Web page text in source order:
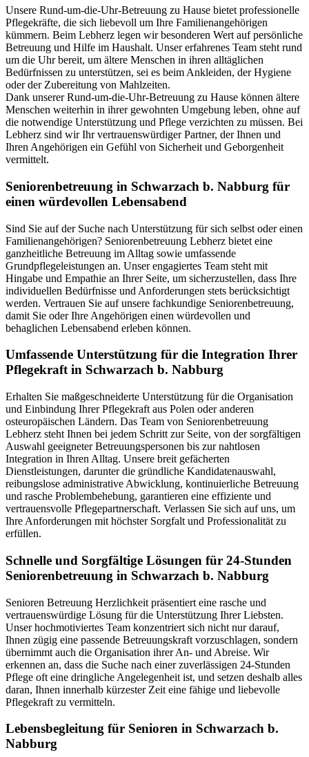
Unsere Rund-um-die-Uhr-Betreuung zu Hause bietet professionelle
Pflegekräfte, die sich liebevoll um Ihre Familienangehörigen
kümmern. Beim Lebherz legen wir besonderen Wert auf persönliche
Betreuung und Hilfe im Haushalt. Unser erfahrenes Team steht rund
um die Uhr bereit, um ältere Menschen in ihren alltäglichen
Bedürfnissen zu unterstützen, sei es beim Ankleiden, der Hygiene
oder der Zubereitung von Mahlzeiten.
Dank unserer Rund-um-die-Uhr-Betreuung zu Hause können ältere
Menschen weiterhin in ihrer gewohnten Umgebung leben, ohne auf
die notwendige Unterstützung und Pflege verzichten zu müssen. Bei
Lebherz sind wir Ihr vertrauenswürdiger Partner, der Ihnen und
Ihren Angehörigen ein Gefühl von Sicherheit und Geborgenheit
vermittelt.
Senioren­betreuung in Schwarzach b. Nabburg für
einen würdevollen Lebensabend
Sind Sie auf der Suche nach Unterstützung für sich selbst oder einen
Familienangehörigen? Seniorenbetreuung Lebherz bietet eine
ganzheitliche Betreuung im Alltag sowie umfassende
Grundpflegeleistungen an. Unser engagiertes Team steht mit
Hingabe und Empathie an Ihrer Seite, um sicherzustellen, dass Ihre
individuellen Bedürfnisse und Anforderungen stets berücksichtigt
werden. Vertrauen Sie auf unsere fachkundige Seniorenbetreuung,
damit Sie oder Ihre Angehörigen einen würdevollen und
behaglichen Lebensabend erleben können.
Umfassende Unterstützung für die Integration Ihrer
Pflegekraft in Schwarzach b. Nabburg
Erhalten Sie maßgeschneiderte Unterstützung für die Organisation
und Einbindung Ihrer Pflegekraft aus Polen oder anderen
osteuropäischen Ländern. Das Team von Seniorenbetreuung
Lebherz steht Ihnen bei jedem Schritt zur Seite, von der sorgfältigen
Auswahl geeigneter Betreuungspersonen bis zur nahtlosen
Integration in Ihren Alltag. Unsere breit gefächerten
Dienstleistungen, darunter die gründliche Kandidatenauswahl,
reibungslose administrative Abwicklung, kontinuierliche Betreuung
und rasche Problembehebung, garantieren eine effiziente und
vertrauensvolle Pflegepartnerschaft. Verlassen Sie sich auf uns, um
Ihre Anforderungen mit höchster Sorgfalt und Professionalität zu
erfüllen.
Schnelle und Sorgfältige Lösungen für 24-Stunden
Seniorenbetreuung in Schwarzach b. Nabburg
Senioren Betreuung Herzlichkeit präsentiert eine rasche und
vertrauenswürdige Lösung für die Unterstützung Ihrer Liebsten.
Unser hochmotiviertes Team konzentriert sich nicht nur darauf,
Ihnen zügig eine passende Betreuungskraft vorzuschlagen, sondern
übernimmt auch die Organisation ihrer An- und Abreise. Wir
erkennen an, dass die Suche nach einer zuverlässigen 24-Stunden
Pflege oft eine dringliche Angelegenheit ist, und setzen deshalb alles
daran, Ihnen innerhalb kürzester Zeit eine fähige und liebevolle
Pflegekraft zu vermitteln.
Lebensbegleitung für Senioren in Schwarzach b.
Nabburg